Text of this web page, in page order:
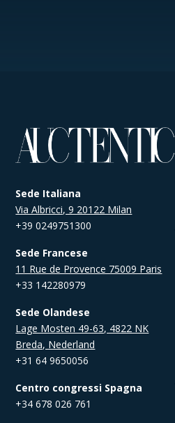
Sede Italiana
Via Albricci, 9 20122 Milan
+39 0249751300
Sede Francese
11 Rue de Provence 75009 Paris
+33 142280979
Sede Olandese
Lage Mosten 49-63, 4822 NK
Breda, Nederland
+31 64 9650056
Centro congressi Spagna
+34 678 026 761